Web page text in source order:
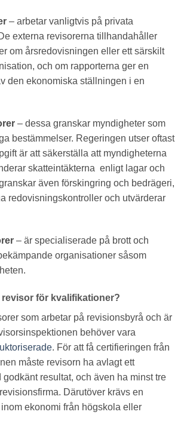
– arbetar vanligtvis på privata
externa revisorerna tillhandahåller
om årsredovisningen eller ett särskilt
och om rapporterna ger en
den ekonomiska ställningen i en
– dessa granskar myndigheter som
bestämmelser. Regeringen utser oftast
är att säkerställa att myndigheterna
skatteintäkterna enligt lagar och
även förskingring och bedrägeri,
redovisningskontroller och utvärderar
– är specialiserade på brott och
organisationer såsom
revisor för kvalifikationer?
som arbetar på revisionsbyrå och är
behöver vara
. För att få certifieringen från
måste revisorn ha avlagt ett
godkänt resultat, och även ha minst tre
Därutöver krävs en
ekonomi från högskola eller